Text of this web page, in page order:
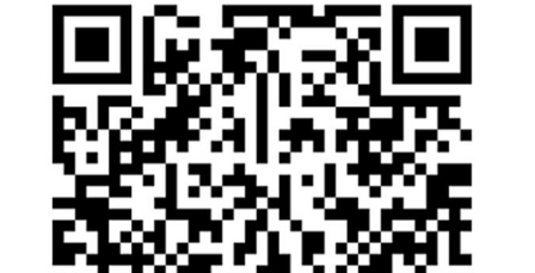
YTM - Zamanaşımına Uğrayacak Emanet ve
Alacaklar
Olağanüstü Piyasa Koşulları
Bilgi Toplumu Hizmetleri